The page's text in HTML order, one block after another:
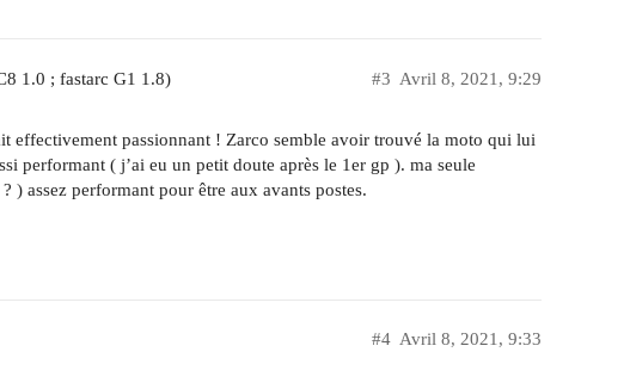
1.0 ; fastarc G1 1.8) Avril 8, 2021, 9:29
#3
effectivement passionnant ! Zarco semble avoir trouvé la moto qui lui
performant ( j’ai eu un petit doute après le 1er gp ). ma seule
) assez performant pour être aux avants postes.
Avril 8, 2021, 9:33
#4